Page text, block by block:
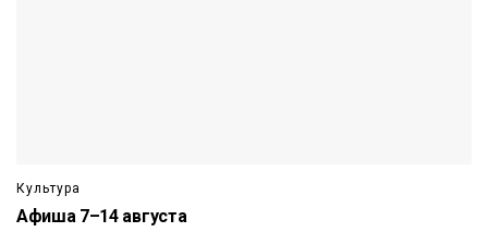
Культура
Афиша 7–14 августа